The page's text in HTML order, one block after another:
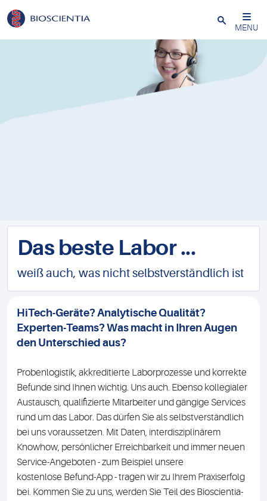
Schließen
MENU
Das beste Labor ...
weiß auch, was nicht selbstverständlich ist
HiTech-Geräte? Analytische Qualität?
Experten-Teams? Was macht in Ihren Augen
den Unterschied aus?
Probenlogistik, akkreditierte Laborprozesse und korrekte
Befunde sind Ihnen wichtig. Uns auch. Ebenso kollegialer
Austausch, qualifizierte Mitarbeiter und gängige Services
rund um das Labor. Das dürfen Sie als selbstverständlich
bei uns voraussetzen. Mit Daten, interdisziplinärem
Knowhow, persönlicher Erreichbarkeit und immer neuen
Service-Angeboten - zum Beispiel unsere
kostenlose Befund-App - tragen wir zu Ihrem Praxiserfolg
bei. Kommen Sie zu uns, werden Sie Teil des Bioscientia-